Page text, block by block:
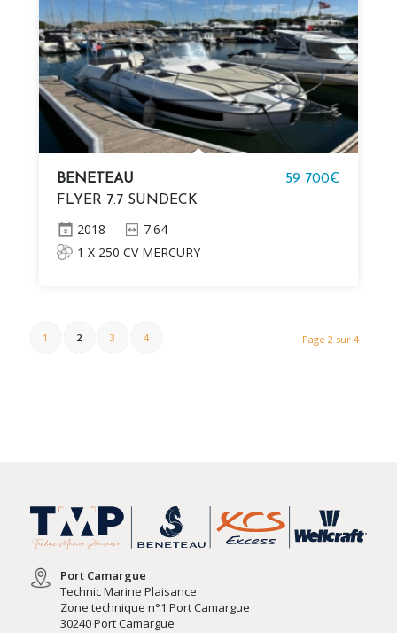
BENETEAU
FLYER 7.7 SUNDECK
59 700€
2018
7.64
1 X 250 CV MERCURY
Page 2 sur 4
1 2 3 4
Port Camargue
Technic Marine Plaisance
Zone technique n°1 Port Camargue
30240 Port Camargue